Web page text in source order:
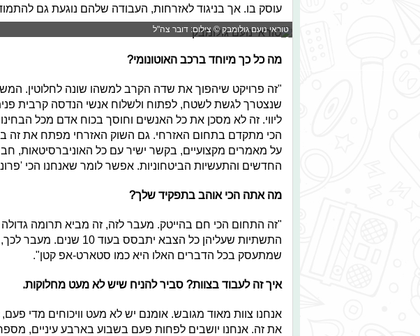
עוסק בו. אך בניגוד לאזרחות, העבודה שלהם נוגעת גם
טוראי נועם גולומבק © צילום: דובר צה"ל
מה כל כך מיוחד ברכב האוטונומי?
"זה פרויקט שיהפוך את שדה הקרב למשהו שונה לחלוטין.
שנצטרך לגשת לשטח, לפתוח ולשלוח אנשי הנדסה קרבית
ליווי. זה לא מסכן את כל האנשים וחוסך בכוח אדם מכל
הכי מתקדם בתחום האזרחי. גם השוק האזרחי מפתח את זה
על מאמרים מקצועיים, בקשר ישיר עם כל האוניברסיטאות,
החדשים והתעשיות הביטחוניות. אפשר לומר שאנחנו הכי
מה אתה הכי אוהב בתפקיד שלך?
"זה התחום הכי חם בהייטק. מעבר לזה, זה מביא תרומה
התשתיות שעליהן כל הצבא
שמתעסק בכל הדברים האלו היא כמו סטארט-אפ קטן".
איך זה לעבוד בצוות? סביר להניח שיש לא מעט מחלוקות.
אנחנו צוות מאוד מגובש. אומנם יש לא מעט וויכוחים מדי פעם,
את זה. אנחנו יושבים לפחות פעם בשבוע בארבע עיניים,